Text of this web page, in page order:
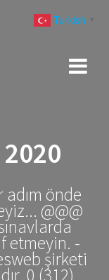
önde
@@@
etmeyin. -
şirketi
0 (312)
Turkish ▼